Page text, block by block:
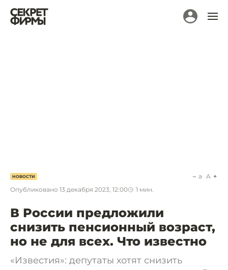
НОВОСТИ
Опубликовано 13 декабря 2023, 12:00 1 мин.
a A
В России предложили
снизить пенсионный возраст,
но не для всех. Что известно
«Известия»: депутаты хотят снизить